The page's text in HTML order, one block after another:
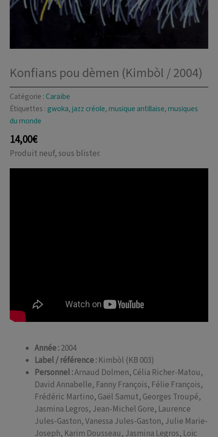
Konfians pou dèmen (Kimbòl / 2004)
Catégorie :Caraïbe
Étiquettes :gwoka,jazz créole,musique antillaise,musiques
du monde
14,00€
Produit neuf, sous blister.
Année :2004
Label / référence : Kimbòl (KB 003)
Personnel :Arnaud Dolmen, Célia Richer-Matou,
David Annabelle, Fanny François, Félie François,
Frédéric Martino, Gaël Samut, Georges Troupé,
Jasmina Legros, Jean-Michel Gore, Laurence
Jules-Gaston, Vanessa Jules-Gaston, Julie Marie-
Joseph, Karim Dousseau, Jasmina Legros, Loïc